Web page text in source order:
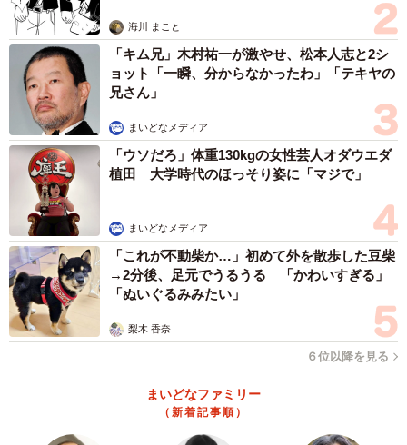
海川 まこと
「キム兄」木村祐一が激やせ、松本人志と2シ
ョット「一瞬、分からなかったわ」「テキヤの
兄さん」
まいどなメディア
「ウソだろ」体重130kgの女性芸人オダウエダ
植田 大学時代のほっそり姿に「マジで」
まいどなメディア
「これが不動柴か…」初めて外を散歩した豆柴
→2分後、足元でうるうる 「かわいすぎる」
「ぬいぐるみみたい」
梨木 香奈
６位以降を見る
まいどなファミリー
（新着記事順）